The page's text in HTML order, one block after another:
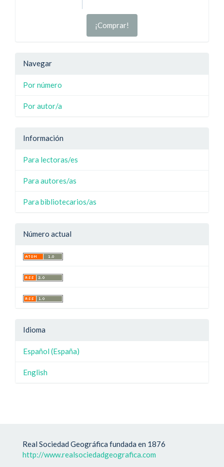
¡Comprar!
Navegar
Por número
Por autor/a
Información
Para lectoras/es
Para autores/as
Para bibliotecarios/as
Número actual
Idioma
Español (España)
English
Real Sociedad Geográfica fundada en 1876
http://www.realsociedadgeografica.com